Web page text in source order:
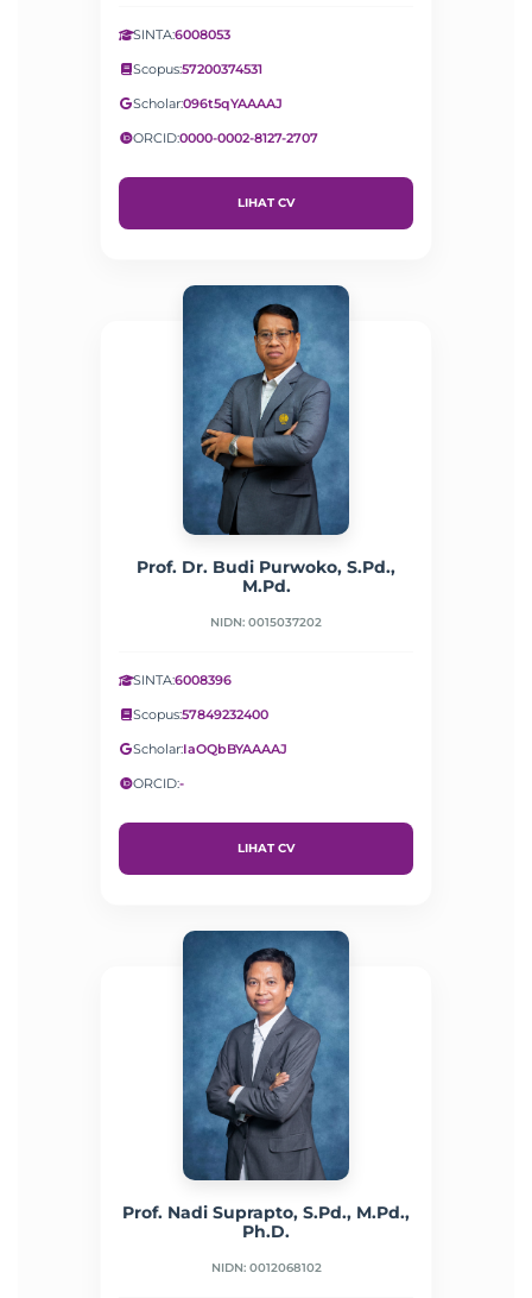
SINTA:6008053
Scopus:57200374531
Scholar:096t5qYAAAAJ
ORCID:0000-0002-8127-2707
LIHAT CV
Prof. Dr. Budi Purwoko, S.Pd.,
M.Pd.
NIDN: 0015037202
SINTA:6008396
Scopus:57849232400
Scholar:IaOQbBYAAAAJ
ORCID:-
LIHAT CV
Prof. Nadi Suprapto, S.Pd., M.Pd.,
Ph.D.
NIDN: 0012068102